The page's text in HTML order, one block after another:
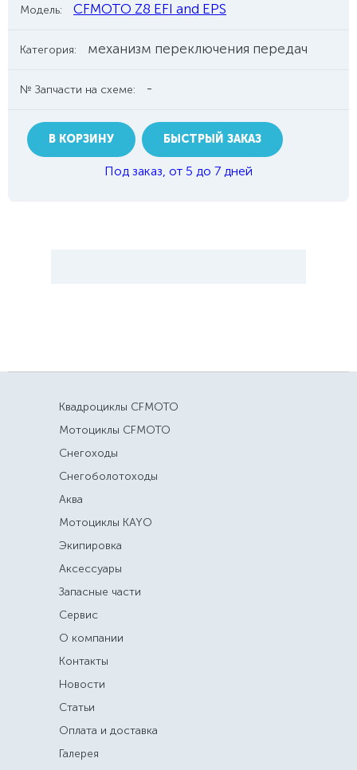
Модель: CFMOTO Z8 EFI and EPS
Категория: механизм переключения передач
№ Запчасти на схеме: -
В КОРЗИНУ БЫСТРЫЙ ЗАКАЗ
Под заказ, от 5 до 7 дней
Квадроциклы CFMOTO
Мотоциклы CFMOTO
Снегоходы
Снегоболотоходы
Аква
Мотоциклы KAYO
Экипировка
Аксессуары
Запасные части
Сервис
О компании
Контакты
Новости
Статьи
Оплата и доставка
Галерея